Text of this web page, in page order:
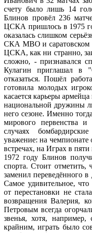
счету было лишь 14
Блинов провёл 236
ЦСКА пришлось в 1975
оказалась слишком
СКА МВО и саратовском
ЦСКА, как ни странно,
сложно, - признавался
Кулагин приглашал в
отказаться. Пошёл
готовила молодых
касается карьеры
национальной дружины
него сезоне. Именно
мирового первенства
случаях
уважение: на чемпионате
встречах, на Играх в
1972 году Блинов
спорта. Стоит
заменил переведённого
Самое удивительное,
от перестановки не
возвращения Валерия,
Петровым всегда
звенья, хотя,
крайним, играть было